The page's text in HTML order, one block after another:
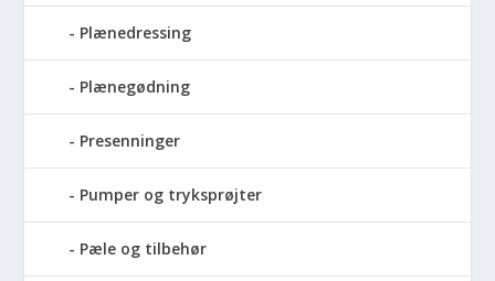
Plænedressing
Plænegødning
Presenninger
Pumper og tryksprøjter
Pæle og tilbehør